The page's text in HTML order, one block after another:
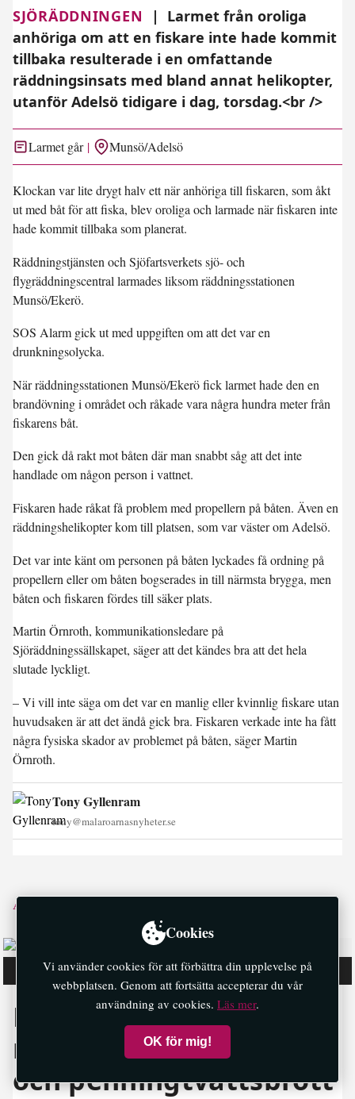
SJÖRÄDDNINGEN |
Larmet från oroliga
anhöriga om att en fiskare inte hade kommit
tillbaka resulterade i en omfattande
räddningsinsats med bland annat helikopter,
utanför Adelsö tidigare i dag, torsdag.<br />
Larmet går Munsö/Adelsö
Klockan var lite drygt halv ett när anhöriga till fiskaren, som åkt
ut med båt för att fiska, blev oroliga och larmade när fiskaren inte
hade kommit tillbaka som planerat.
Räddningstjänsten och Sjöfartsverkets sjö- och
flygräddningscentral larmades liksom räddningsstationen
Munsö/Ekerö.
SOS Alarm gick ut med uppgiften om att det var en
drunkningsolycka.
När räddningsstationen Munsö/Ekerö fick larmet hade den en
brandövning i området och råkade vara några hundra meter från
fiskarens båt.
Den gick då rakt mot båten där man snabbt såg att det inte
handlade om någon person i vattnet.
Fiskaren hade råkat få problem med propellern på båten. Även en
räddningshelikopter kom till platsen, som var väster om Adelsö.
Det var inte känt om personen på båten lyckades få ordning på
propellern eller om båten bogserades in till närmsta brygga, men
båten och fiskaren fördes till säker plats.
Martin Örnroth, kommunikationsledare på
Sjöräddningssällskapet, säger att det kändes bra att det hela
slutade lyckligt.
– Vi vill inte säga om det var en manlig eller kvinnlig fiskare utan
huvudsaken är att det ändå gick bra. Fiskaren verkade inte ha fått
några fysiska skador av problemet på båten, säger Martin
Örnroth.
Tony Gyllenram
tony@malaroarnasnyheter.se
Andra läser också ↓
(Foto: Carl Johan Erikson)
Mälaröbor åtalade för
misshandel, olaga hot
och penningtvättsbrott
Cookies
Vi använder cookies för att förbättra din upplevelse på
webbplatsen. Genom att fortsätta accepterar du vår
användning av cookies. Läs mer.
OK för mig!